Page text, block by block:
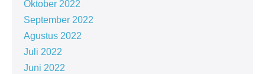
Oktober 2022
September 2022
Agustus 2022
Juli 2022
Juni 2022